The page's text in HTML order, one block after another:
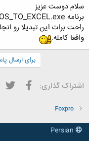
سلام دوست عزیز
راحت برات این تبدیلا رو
واقعا کامله.
برای ارسال
اشتراک گذاری: فیسبوک
Foxpro